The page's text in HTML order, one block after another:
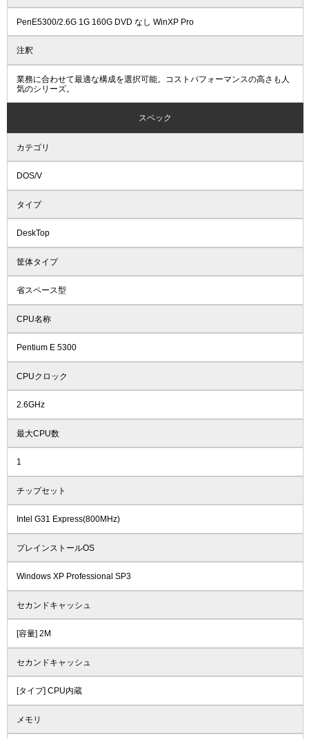
PenE5300/2.6G 1G 160G DVD なし WinXP Pro
注釈
業務に合わせて最適な構成を選択可能。コストパフォーマンスの高さも人
気のシリーズ。
スペック
カテゴリ
DOS/V
タイプ
DeskTop
筐体タイプ
省スペース型
CPU名称
Pentium E 5300
CPUクロック
2.6GHz
最大CPU数
1
チップセット
Intel G31 Express(800MHz)
プレインストールOS
Windows XP Professional SP3
セカンドキャッシュ
[容量] 2M
セカンドキャッシュ
[タイプ] CPU内蔵
メモリ